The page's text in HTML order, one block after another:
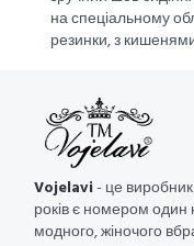
на спеціальному
резинки, з
Vojelavi- це
років є номером один
модного, жіночого